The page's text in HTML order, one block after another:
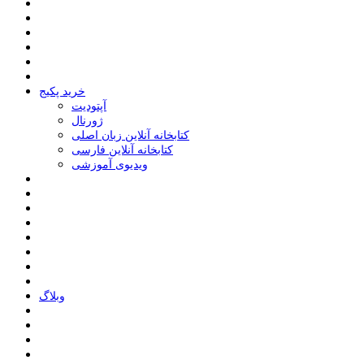
خرید پکیج
ﺁﭘﺘﻮﺩﯾﺖ
ﮊﻭﺭﻧﺎﻝ
کتابخانه آنلاین زبان اصلی
کتابخانه آنلاین فارسی
ویدیوی آموزشی
وبلاگ